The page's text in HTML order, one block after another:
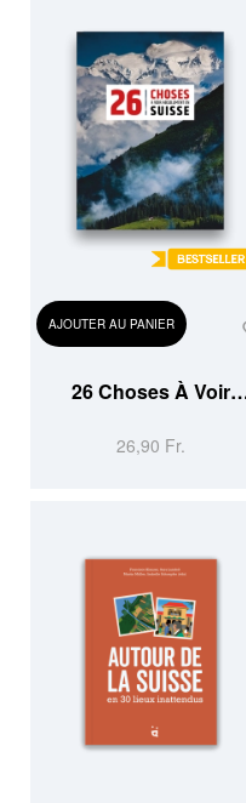
AJOUTER AU PANIER
26 Choses À Voir
26,90 Fr.